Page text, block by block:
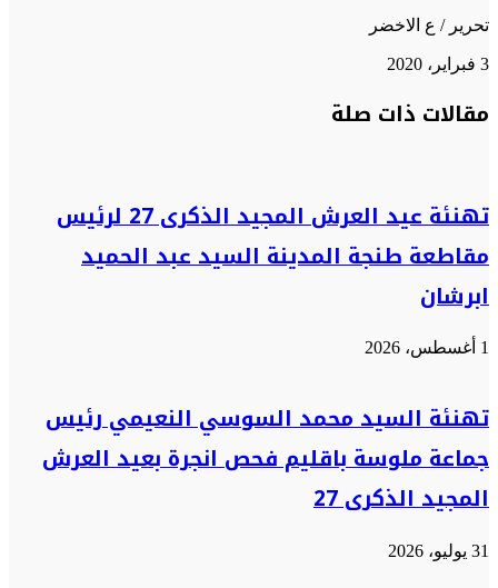
تحرير / ع الاخضر
3 فبراير، 2020
عبر
البريد
مقالات ذات صلة
تهنئة عيد العرش المجيد الذكرى 27 لرئيس
مقاطعة طنجة المدينة السيد عبد الحميد
ابرشان
1 أغسطس، 2026
تهنئة السيد محمد السوسي النعيمي رئيس
جماعة ملوسة باقليم فحص انجرة بعيد العرش
المجيد الذكرى 27
31 يوليو، 2026